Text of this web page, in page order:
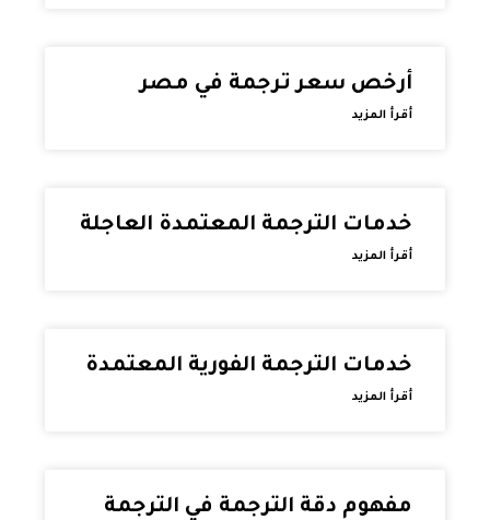
أرخص سعر ترجمة في مصر
أقرأ المزيد
خدمات الترجمة المعتمدة العاجلة
أقرأ المزيد
خدمات الترجمة الفورية المعتمدة
أقرأ المزيد
مفهوم دقة الترجمة في الترجمة